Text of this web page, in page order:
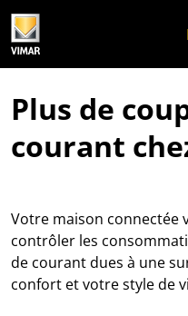
Plus de
courant
Votre maison connectée
contrôler les
de courant dues à une
confort et votre style de